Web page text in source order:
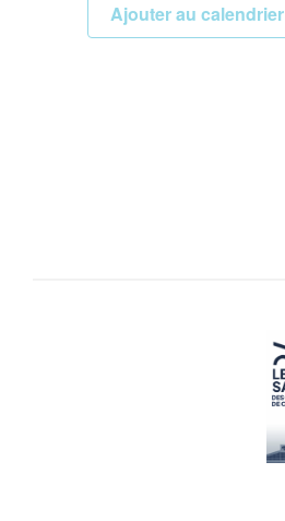
Ajouter au calendrier